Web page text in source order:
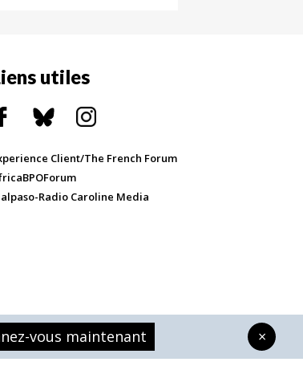
utiles
Client/The French Forum
Radio Caroline Media
vous maintenant ×